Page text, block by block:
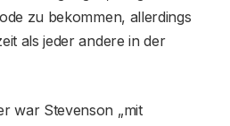
zu bekommen, allerdings
als jeder andere in der
war Stevenson „mit